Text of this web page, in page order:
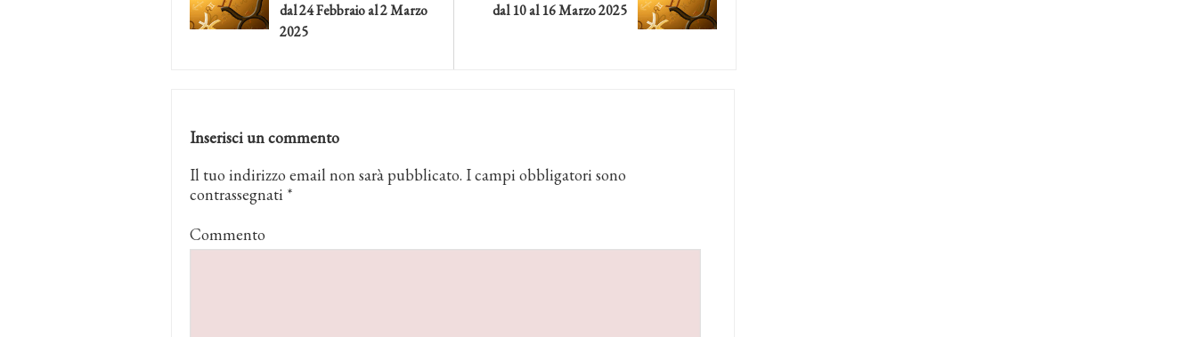
dal 24 Febbraio al 2 Marzo
2025
dal 10 al 16 Marzo 2025
Inserisci un commento
Il tuo indirizzo email non sarà pubblicato. I campi obbligatori sono
contrassegnati *
Commento